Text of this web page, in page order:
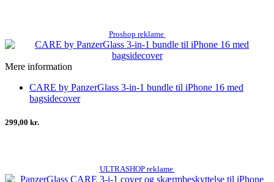
Proshop reklame
Mere information
CARE by PanzerGlass 3-in-1 bundle til iPhone 16 med
bagsidecover
299,00 kr.
ULTRASHOP reklame